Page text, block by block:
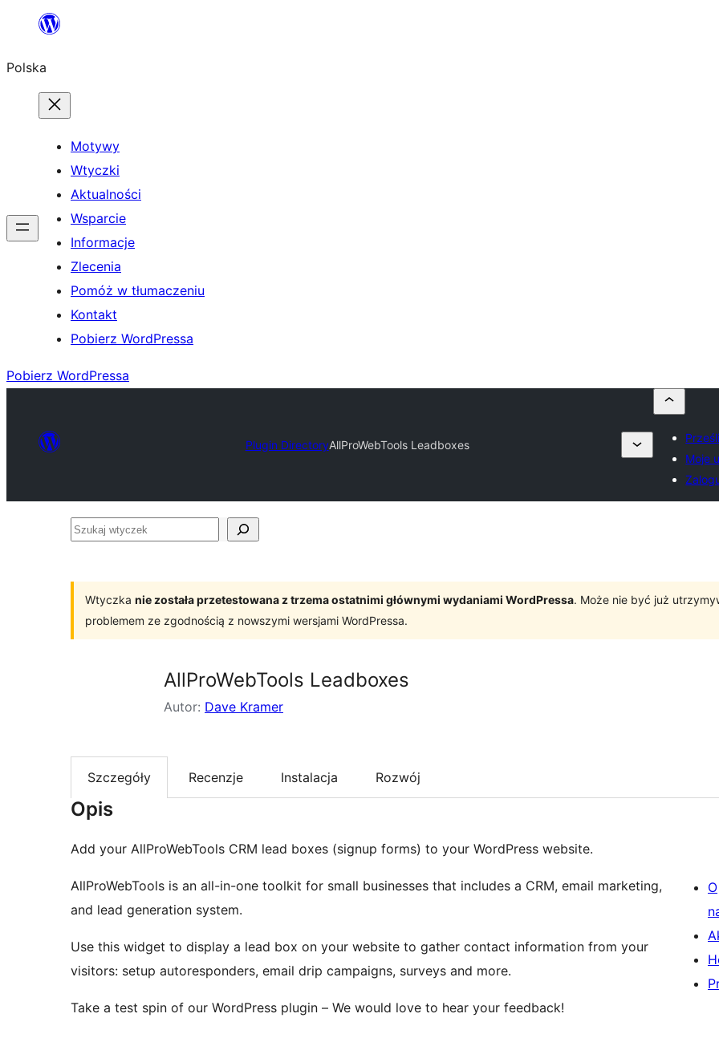
Przejdź
treści
Polska
Motywy
Wtyczki
Aktualności
Wsparcie
Informacje
Zlecenia
Pomóż w tłumaczeniu
Kontakt
Pobierz WordPressa
Pobierz WordPressa
Plugin DirectoryAllProWebTools Leadboxes
Moje
Szukaj
Wtyczka nie została przetestowana z trzema ostatnimi głównymi wydaniami WordPressa. Może nie być już
problemem ze zgodnością z nowszymi wersjami WordPressa.
AllProWebTools Leadboxes
Autor: Dave Kramer
Szczegóły Recenzje Instalacja Rozwój
Opis
Add your AllProWebTools CRM lead boxes (signup forms) to your WordPress website.
AllProWebTools is an all-in-one toolkit for small businesses that includes a CRM, email marketing,
and lead generation system.
Use this widget to display a lead box on your website to gather contact information from your
visitors: setup autoresponders, email drip campaigns, surveys and more.
Take a test spin of our WordPress plugin – We would love to hear your feedback!
O